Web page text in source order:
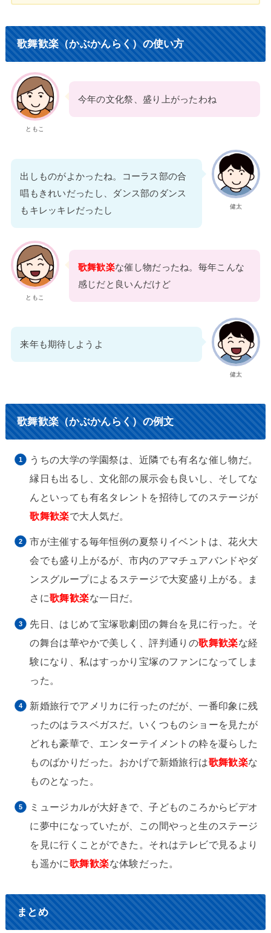
歌舞歓楽（かぶかんらく）の使い方
ともこ
今年の文化祭、盛り上がったわね
健太
出しものがよかったね。コーラス部の合
唱もきれいだったし、ダンス部のダンス
もキレッキレだったし
ともこ
歌舞歓楽な催し物だったね。毎年こんな
感じだと良いんだけど
健太
来年も期待しようよ
歌舞歓楽（かぶかんらく）の例文
うちの大学の学園祭は、近隣でも有名な催し物だ。
縁日も出るし、文化部の展示会も良いし、そしてな
んといっても有名タレントを招待してのステージが
歌舞歓楽で大人気だ。
市が主催する毎年恒例の夏祭りイベントは、花火大
会でも盛り上がるが、市内のアマチュアバンドやダ
ンスグループによるステージで大変盛り上がる。ま
さに歌舞歓楽な一日だ。
先日、はじめて宝塚歌劇団の舞台を見に行った。そ
の舞台は華やかで美しく、評判通りの歌舞歓楽な経
験になり、私はすっかり宝塚のファンになってしま
った。
新婚旅行でアメリカに行ったのだが、一番印象に残
ったのはラスベガスだ。いくつものショーを見たが
どれも豪華で、エンターテイメントの粋を凝らした
ものばかりだった。おかげで新婚旅行は歌舞歓楽な
ものとなった。
ミュージカルが大好きで、子どものころからビデオ
に夢中になっていたが、この間やっと生のステージ
を見に行くことができた。それはテレビで見るより
も遥かに歌舞歓楽な体験だった。
まとめ